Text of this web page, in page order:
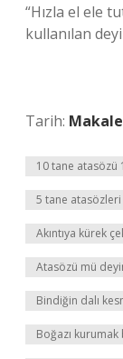
“Hızla el ele
kullanılan
Tarih:
10 tane atasözü
5 tane
Akıntıya kürek
Atasözü mü
Bindiğin dalı
Boğazı